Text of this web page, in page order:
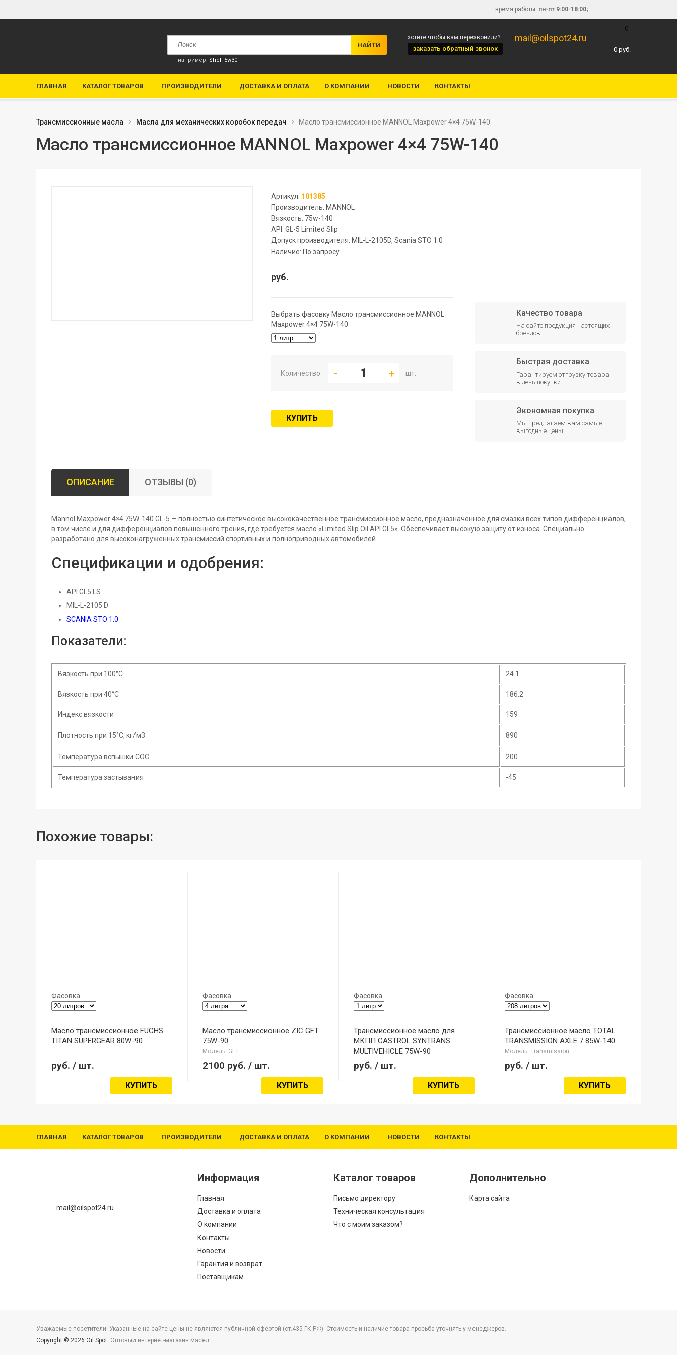
0
0руб.
время работы: пн-пт 9:00-18:00;
например: Shell 5w30
хотите чтобы вам перезвонили?
заказать обратный звонок
mail@oilspot24.ru
ГЛАВНАЯ КАТАЛОГ ТОВАРОВ ПРОИЗВОДИТЕЛИ ДОСТАВКА И ОПЛАТА О КОМПАНИИ НОВОСТИ КОНТАКТЫ
Трансмиссионные масла Масла для механических коробок передач Масло трансмиссионное MANNOL Maxpower 4×4 75W-140
Масло трансмиссионное MANNOL Maxpower 4×4 75W-140
Артикул: 101385
Производитель: MANNOL
Вязкость: 75w-140
API: GL-5 Limited Slip
Допуск производителя: MIL-L-2105D, Scania STO 1:0
Наличие: По запросу
руб.
Выбрать фасовку Масло трансмиссионное MANNOL
Maxpower 4×4 75W-140
Количество: шт.
КУПИТЬ
Качество товара
На сайте продукция настоящих
брендов
Быстрая доставка
Гарантируем отгрузку товара
в день покупки
Экономная покупка
Мы предлагаем вам самые
выгодные цены
ОПИСАНИЕ ОТЗЫВЫ (0)
Mannol Maxpower 4×4 75W-140 GL-5 — полностью синтетическое высококачественное трансмиссионное масло, предназначенное для смазки всех типов дифференциалов,
в том числе и для дифференциалов повышенного трения, где требуется масло «Limited Slip Oil API GL5». Обеспечивает высокую защиту от износа. Специально
разработано для высоконагруженных трансмиссий спортивных и полноприводных автомобилей.
Спецификации и одобрения:
API GL5 LS
MIL-L-2105 D
SCANIA STO 1:0
Показатели:
Вязкость при 100°C 24.1
Вязкость при 40°C 186.2
Индекс вязкости 159
Плотность при 15°С, кг/м3 890
Температура вспышки COC 200
Температура застывания -45
Похожие товары:
Фасовка
Масло трансмиссионное FUCHS
TITAN SUPERGEAR 80W-90
руб. / шт.
КУПИТЬ
Фасовка
Масло трансмиссионное ZIC GFT
75W-90
Модель: GFT
2100 руб. / шт.
КУПИТЬ
Фасовка
Трансмиссионное масло для
МКПП CASTROL SYNTRANS
MULTIVEHICLE 75W-90
Модель: Syntrans
руб. / шт.
КУПИТЬ
Фасовка
Трансмиссионное масло TOTAL
TRANSMISSION AXLE 7 85W-140
Модель: Transmission
руб. / шт.
КУПИТЬ
ГЛАВНАЯ КАТАЛОГ ТОВАРОВ ПРОИЗВОДИТЕЛИ ДОСТАВКА И ОПЛАТА О КОМПАНИИ НОВОСТИ КОНТАКТЫ
mail@oilspot24.ru
Информация
Главная
Доставка и оплата
О компании
Контакты
Новости
Гарантия и возврат
Поставщикам
Каталог товаров
Письмо директору
Техническая консультация
Что с моим заказом?
Дополнительно
Карта сайта
Уважаемые посетители! Указанные на сайте цены не являются публичной офертой (ст.435 ГК РФ). Стоимость и наличие товара просьба уточнять у менеджеров.
Copyright © 2026 Oil Spot. Оптовый интернет-магазин масел